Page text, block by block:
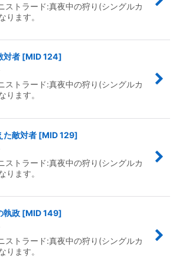
ストラード:真夜中の狩り(シングルカ
ります。
対者 [MID 124]
ストラード:真夜中の狩り(シングルカ
ります。
た敵対者 [MID 129]
ストラード:真夜中の狩り(シングルカ
ります。
執政 [MID 149]
ストラード:真夜中の狩り(シングルカ
ります。